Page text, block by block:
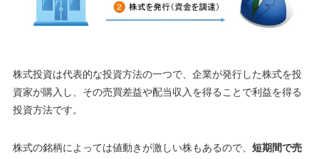
株式投資は代表的な投資方法の一つで、企業が発行した株式を投
資家が購入し、その売買差益や配当収入を得ることで利益を得る
投資方法です。
株式の銘柄によっては値動きが激しい株もあるので、 短期間で売